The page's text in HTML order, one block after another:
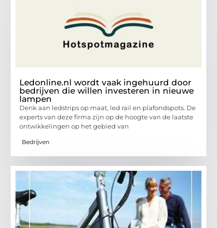
Ledonline.nl wordt vaak ingehuurd door
bedrijven die willen investeren in nieuwe
lampen
Denk aan ledstrips op maat, led rail en plafondspots. De
experts van deze firma zijn op de hoogte van de laatste
ontwikkelingen op het gebied van
Bedrijven